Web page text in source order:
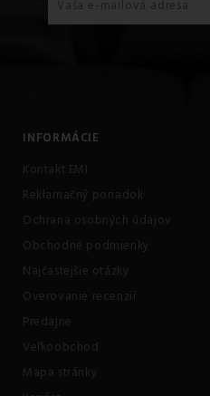
INFORMÁCIE
Kontakt EMI
Reklamačný poriadok
Ochrana osobných údajov
Obchodné podmienky
Najčastejšie otázky
Overovanie recenzií
Predajne
Veľkoobchod
Mapa stránky